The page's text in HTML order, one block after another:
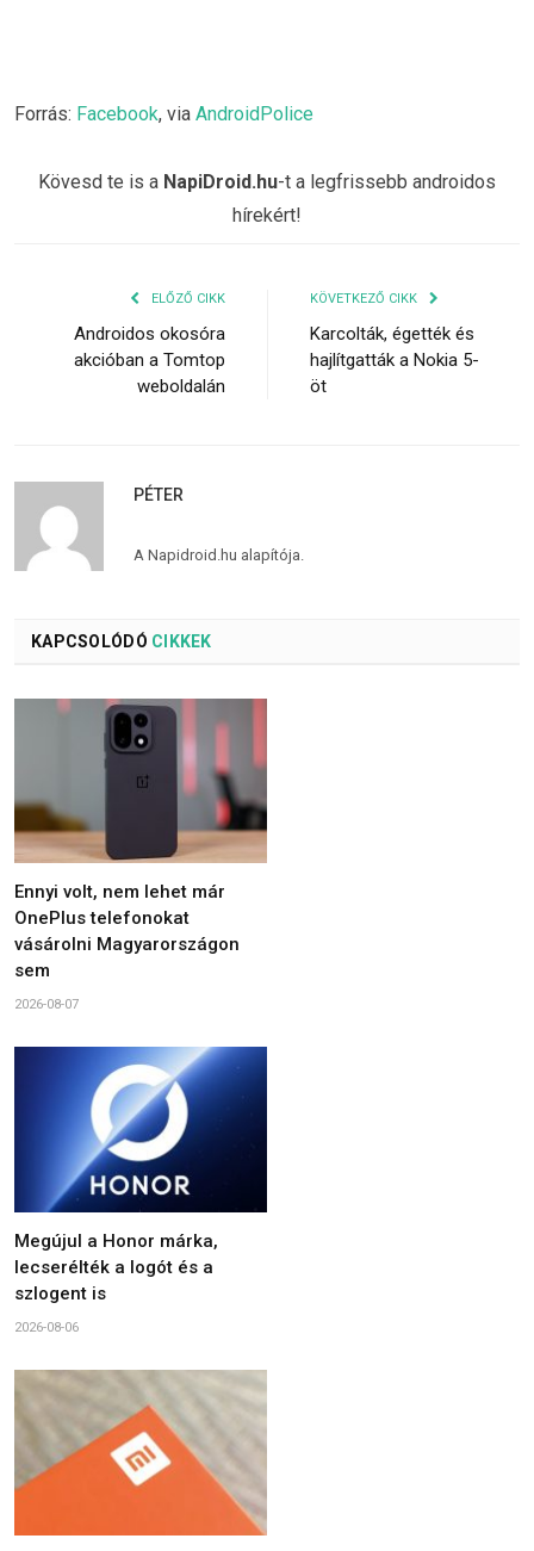
Forrás: Facebook, via AndroidPolice
Kövesd te is a NapiDroid.hu-t a legfrissebb androidos
hírekért!
ELŐZŐ CIKK
Androidos okosóra
akcióban a Tomtop
weboldalán
KÖVETKEZŐ CIKK
Karcolták, égették és
hajlítgatták a Nokia 5-
öt
PÉTER
A Napidroid.hu alapítója.
KAPCSOLÓDÓ CIKKEK
Ennyi volt, nem lehet már
OnePlus telefonokat
vásárolni Magyarországon
sem
2026-08-07
Megújul a Honor márka,
lecserélték a logót és a
szlogent is
2026-08-06